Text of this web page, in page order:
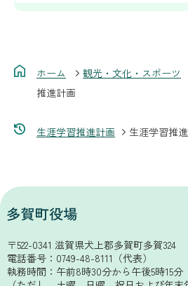
ホーム 観光・文化・スポーツ
推進計画
生涯学習推進計画 生涯学習推
〒522-0341 滋賀県犬上郡多賀町多賀324
電話番号： 0749-48-8111 （代表）
執務時間：午前8時30分から午後5時15分